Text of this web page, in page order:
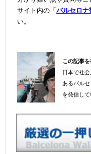
サイト内の「バルセロナ
い。
この記事を
日本で社
あるバル
を発信し